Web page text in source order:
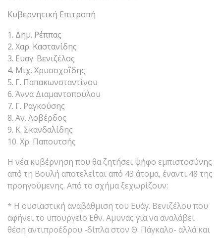
Κυβερνητική Επιτροπή
1. Δημ. Ρέππας
2. Χαρ. Καστανίδης
3. Ευαγ. Βενιζέλος
4. Μιχ. Χρυσοχοΐδης
5. Γ. Παπακωνσταντίνου
6. Άννα Διαμαντοπούλου
7. Γ. Ραγκούσης
8. Αν. Λοβέρδος
9. Κ. Σκανδαλίδης
10. Χρ. Παπουτσής
Η νέα κυβέρνηση που θα ζητήσει ψήφο εμπιστοσύνης
από τη Βουλή αποτελείται από 43 άτομα, έναντι 48 της
προηγούμενης. Από το σχήμα ξεχωρίζουν:
* Η ουσιαστική αναβάθμιση του Ευάγ. Βενιζέλου που
αφήνει το υπουργείο Εθν. Αμυνας για να αναλάβει
θέση αντιπροέδρου -δίπλα στον Θ. Πάγκαλο- αλλά και